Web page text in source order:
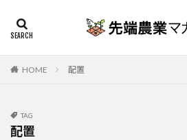
HOME 配置
TAG
配置